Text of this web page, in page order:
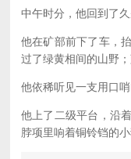
中午时分，他回到了久
他在矿部前下了车，
过了绿黄相间的山野
他依稀听见一支用口
他上了二级平台，沿
脖项里响着铜铃铛的